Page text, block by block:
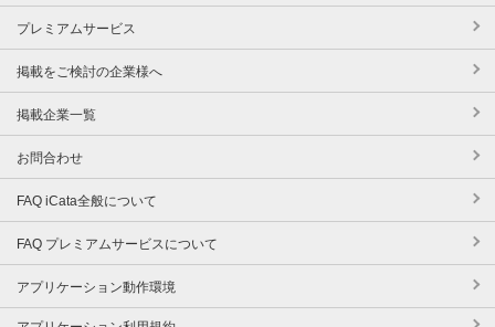
プレミアムサービス
掲載をご検討の企業様へ
掲載企業一覧
お問合わせ
FAQ iCata全般について
FAQ プレミアムサービスについて
アプリケーション動作環境